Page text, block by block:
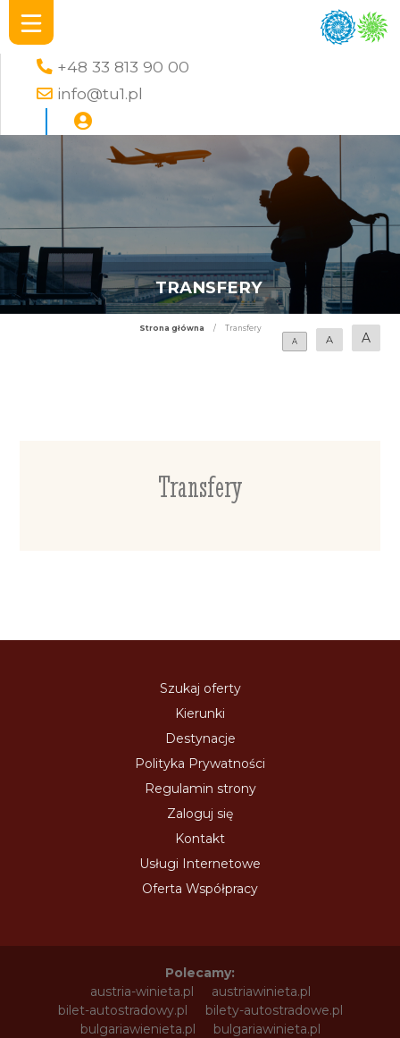
+48 33 813 90 00
info@tu1.pl
TRANSFERY
Strona główna /
Transfery
A
A A
Transfery
Szukaj oferty
Kierunki
Destynacje
Polityka Prywatności
Regulamin strony
Zaloguj się
Kontakt
Usługi Internetowe
Oferta Współpracy
Polecamy:
austria-winieta.pl
austriawinieta.pl
bilet-autostradowy.pl
bilety-autostradowe.pl
bulgariawienieta.pl
bulgariawinieta.pl